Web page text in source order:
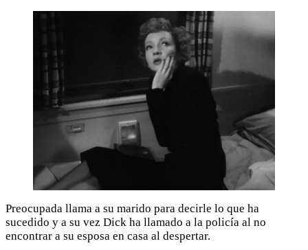
Preocupada llama a su marido para decirle lo que ha
sucedido y a su vez Dick ha llamado a la policía al no
encontrar a su esposa en casa al despertar.